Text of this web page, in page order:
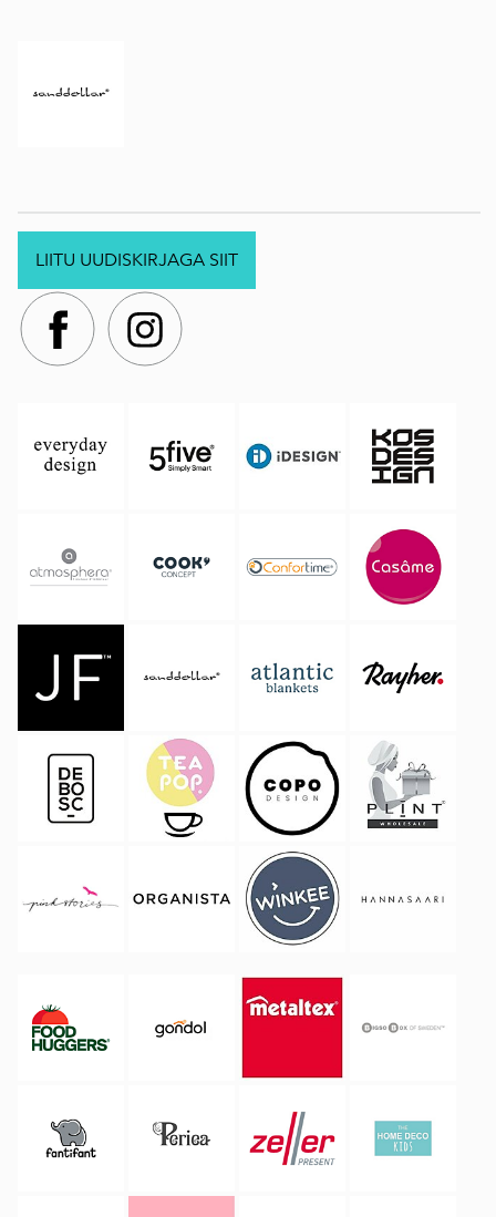
LIITU UUDISKIRJAGA SIIT